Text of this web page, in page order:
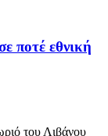
ποτέ εθνική